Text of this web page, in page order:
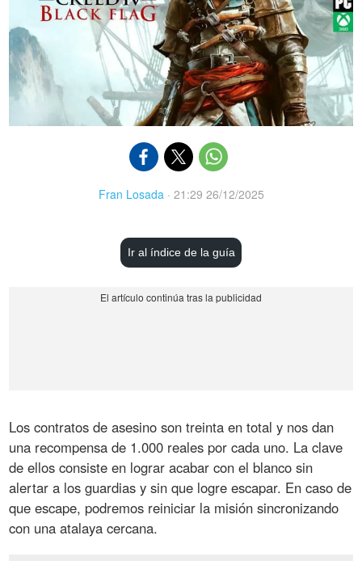
Fran Losada · 21:29 26/12/2025
Ir al índice de la guía
Los contratos de asesino son treinta en total y nos dan
una recompensa de 1.000 reales por cada uno. La clave
de ellos consiste en lograr acabar con el blanco sin
alertar a los guardias y sin que logre escapar. En caso de
que escape, podremos reiniciar la misión sincronizando
con una atalaya cercana.